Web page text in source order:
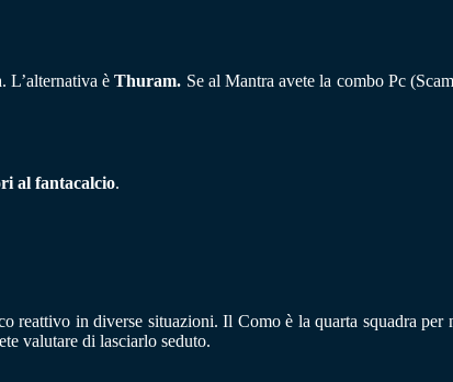
L’alternativa èThuram. Se al Mantra avete la combo Pc
al fantacalcio.
reattivo in diverse situazioni. Il Como è la quarta squadra
valutare di lasciarlo seduto.